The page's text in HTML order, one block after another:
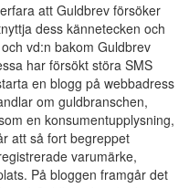
att Guldbrev försöker
dess kännetecken och
vd:n bakom Guldbrev
har försökt störa SMS
en blogg på webbadress
om guldbranschen,
en konsumentupplysning,
att så fort begreppet
varumärke,
På bloggen framgår det